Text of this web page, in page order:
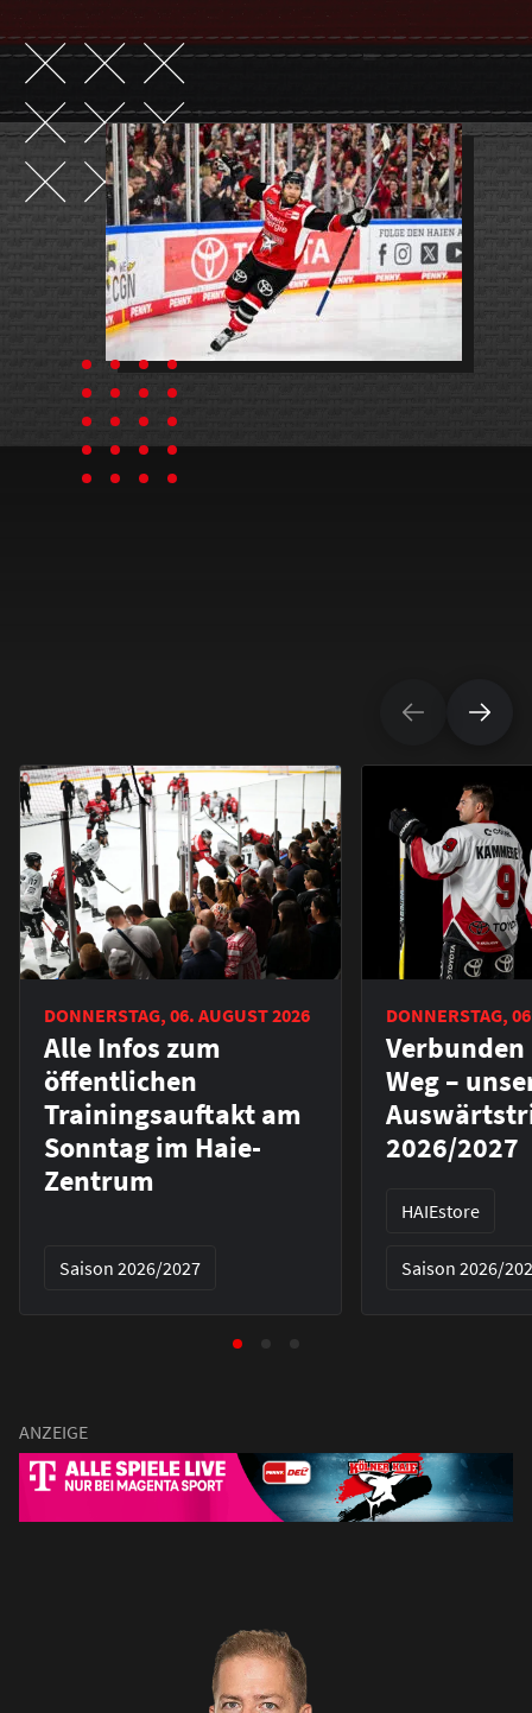
DONNERSTAG, 06. AUGUST 2026
Alle Infos zum
öffentlichen
Trainingsauftakt am
Sonntag im Haie-
Zentrum
Saison 2026/2027
DONNERSTAG,
Weg –
2026/2027
HAIEstore
Saison 2026/